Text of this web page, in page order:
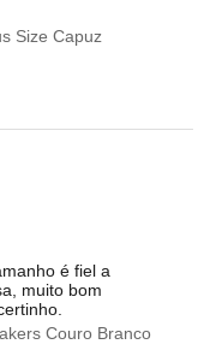
Size Capuz
é fiel a
muito bom
Couro Branco